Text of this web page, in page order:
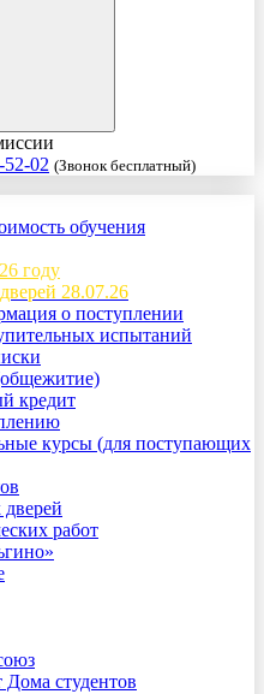
02 (Звонок бесплатный)
обучения
году
28.07.26
о поступлении
испытаний
кредит
курсы (для поступающих
работ
студентов